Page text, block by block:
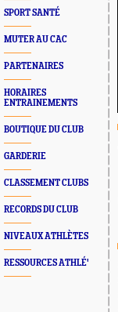
SPORT SANTÉ
MUTER AU CAC
PARTENAIRES
HORAIRES
ENTRAINEMENTS
BOUTIQUE DU CLUB
GARDERIE
CLASSEMENT CLUBS
RECORDS DU CLUB
NIVEAUX ATHLÈTES
RESSOURCES ATHLÉ'